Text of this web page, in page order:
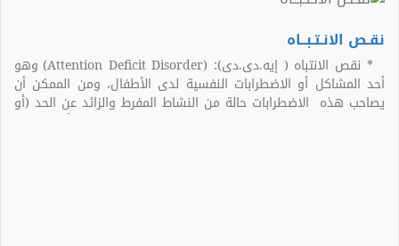
نقـص الانـتـبــاه
* نقص الانتباه ( إيه.دى.دى): (Attention Deficit Disorder) وهو
أحد المشاكل أو الاضطرابات النفسية لدى الأطفال، ومن الممكن أن
يصاحب هذه الاضطرابات حالة من النشاط المفرط والزائد عن الحد (أو
قد لا يصاحبها ذلك)، وتظهر هذه الاضطرابات بنسب أعلى لدى